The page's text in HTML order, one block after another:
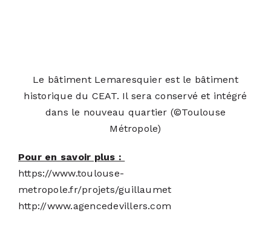
Le bâtiment Lemaresquier est le bâtiment
historique du CEAT. Il sera conservé et intégré
dans le nouveau quartier (©Toulouse
Métropole)
Pour en savoir plus :
https://www.toulouse-
metropole.fr/projets/guillaumet
http://www.agencedevillers.com